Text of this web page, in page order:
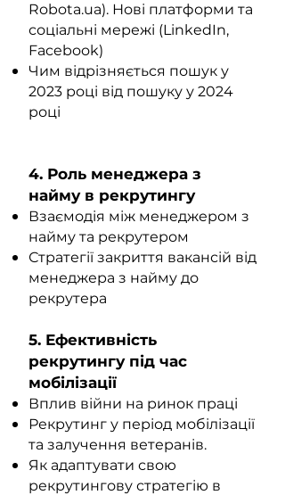
Robota.ua). Нові платформи та
соціальні мережі (LinkedIn,
Facebook)
Чим відрізняється пошук у
2023 році від пошуку у 2024
році
4. Роль менеджера з
найму в рекрутингу
Взаємодія між менеджером з
найму та рекрутером
Стратегії закриття вакансій від
менеджера з найму до
рекрутера
5. Ефективність
рекрутингу під час
мобілізації
Вплив війни на ринок праці
Рекрутинг у період мобілізації
та залучення ветеранів.
Як адаптувати свою
рекрутингову стратегію в